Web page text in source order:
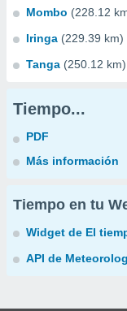
Mombo (228.12
Iringa (229.39 km)
Tanga (250.12 km)
Tiempo...
PDF
Más información
Tiempo en tu
Widget de El
API de